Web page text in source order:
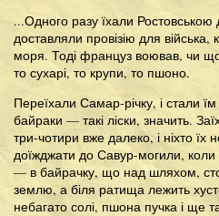
...Одного разу їхали
доставляли провізію для війська,
моря. Тоді француз воював, чи
то сухарі, то крупи, то пшоно.
Переїхали Самар-річку, і стали
байраки — такі ліски, значить.
три-чотири вже далеко, і ніхто їх
доїжджати до Савур-могили,
— в байрачку, що над шляхом,
землю, а біля ратища лежить
небагато солі, пшона пучка і ще